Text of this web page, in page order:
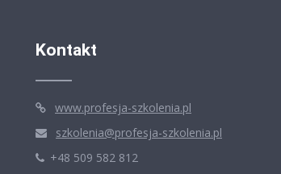
Kontakt
www.profesja-szkolenia.pl
szkolenia@profesja-szkolenia.pl
+48 509 582 812